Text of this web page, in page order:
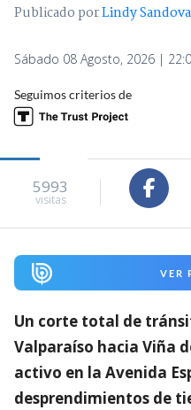
Publicado porLindy
Sábado 08 Agosto, 2026 |
Seguimos criterios de
5993
visitas
VER
Un corte total de
Valparaíso hacia Viña
activo en la Avenida
desprendimientos de